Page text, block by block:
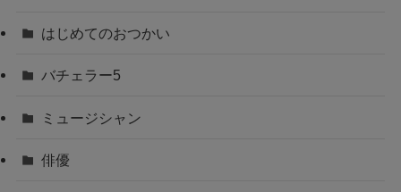
はじめてのおつかい
バチェラー5
ミュージシャン
俳優